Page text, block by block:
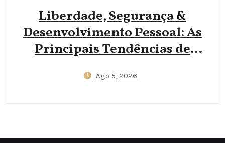
Liberdade, Segurança &
Desenvolvimento Pessoal: As
Principais Tendências de
2026
Ago 5, 2026